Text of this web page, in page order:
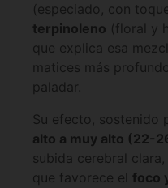
(especiado, con
terpinoleno (floral y
que explica esa
matices más
paladar.
Su efecto, sostenido
alto a muy alto (22-
subida cerebral
que favorece el foco